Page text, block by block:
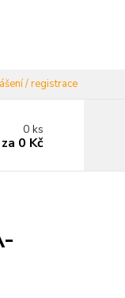
/ registrace
0ks
za 0 Kč